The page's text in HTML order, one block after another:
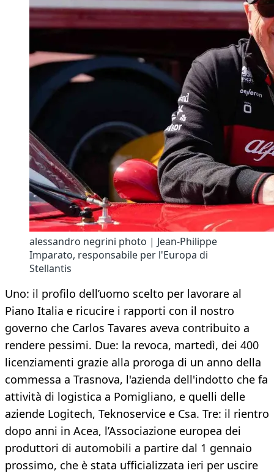
alessandro negrini photo | Jean-Philippe
Imparato, responsabile per l'Europa di
Stellantis
Uno: il profilo dell’uomo scelto per lavorare al
Piano Italia e ricucire i rapporti con il nostro
governo che Carlos Tavares aveva contribuito a
rendere pessimi. Due: la revoca, martedì, dei 400
licenziamenti grazie alla proroga di un anno della
commessa a Trasnova, l'azienda dell'indotto che fa
attività di logistica a Pomigliano, e quelli delle
aziende Logitech, Teknoservice e Csa. Tre: il rientro
dopo anni in Acea, l’Associazione europea dei
produttori di automobili a partire dal 1 gennaio
prossimo, che è stata ufficializzata ieri per uscire